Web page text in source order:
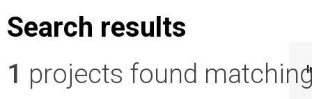
Search results
1 projects found